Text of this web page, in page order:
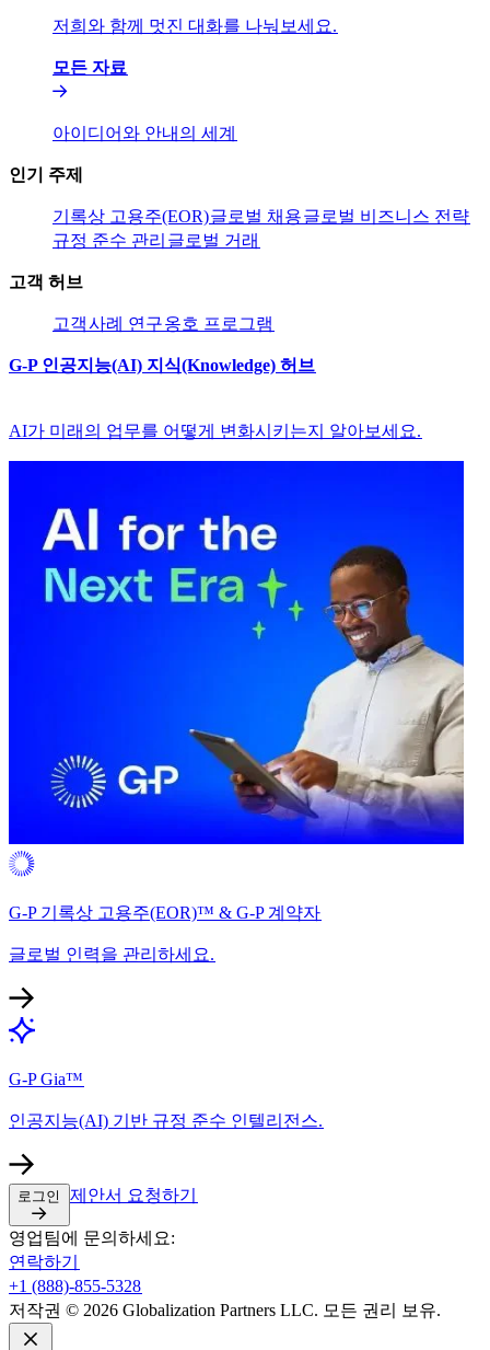
저희와 함께 멋진 대화를 나눠보세요.​​
모든 자료​​
아이디어와 안내의 세계​​
인기 주제​​
기록상 고용주(EOR)​​글로벌 채용​​글로벌 비즈니스 전략​​
규정 준수 관리​​ 글로벌 거래​​
고객 허브​​
고객​​사례 연구​​옹호 프로그램​​
G-P 인공지능(AI) 지식(Knowledge) 허브​​
AI가 미래의 업무를 어떻게 변화시키는지 알아보세요.​​
G-P 기록상 고용주(EOR)™ & G-P 계약자​​
글로벌 인력을 관리하세요.​​
G-P Gia™​​
인공지능(AI) 기반 규정 준수 인텔리전스.​​
로그인​​ 제안서 요청하기​​
영업팀에 문의하세요:​​
연락하기​​
+1 (888)-855-5328​​
저작권 © 2026 Globalization Partners LLC. 모든 권리 보유.​​